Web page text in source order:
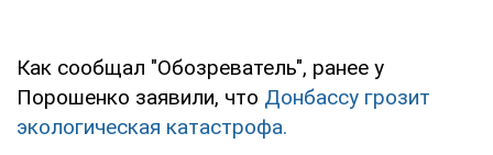
Как сообщал "Обозреватель", ранее у
Порошенко заявили, что Донбассу грозит
экологическая катастрофа.